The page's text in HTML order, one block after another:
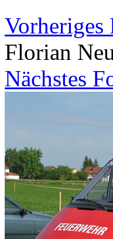
Vorheriges
Florian
Nächstes